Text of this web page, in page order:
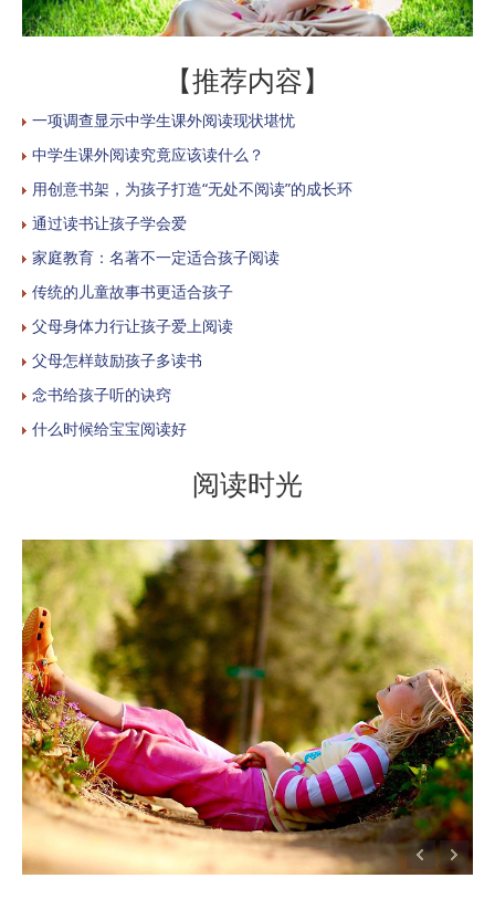
【推荐内容】
一项调查显示中学生课外阅读现状堪忧
中学生课外阅读究竟应该读什么？
用创意书架，为孩子打造“无处不阅读”的成长环
通过读书让孩子学会爱
家庭教育：名著不一定适合孩子阅读
传统的儿童故事书更适合孩子
父母身体力行让孩子爱上阅读
父母怎样鼓励孩子多读书
念书给孩子听的诀窍
什么时候给宝宝阅读好
阅读时光